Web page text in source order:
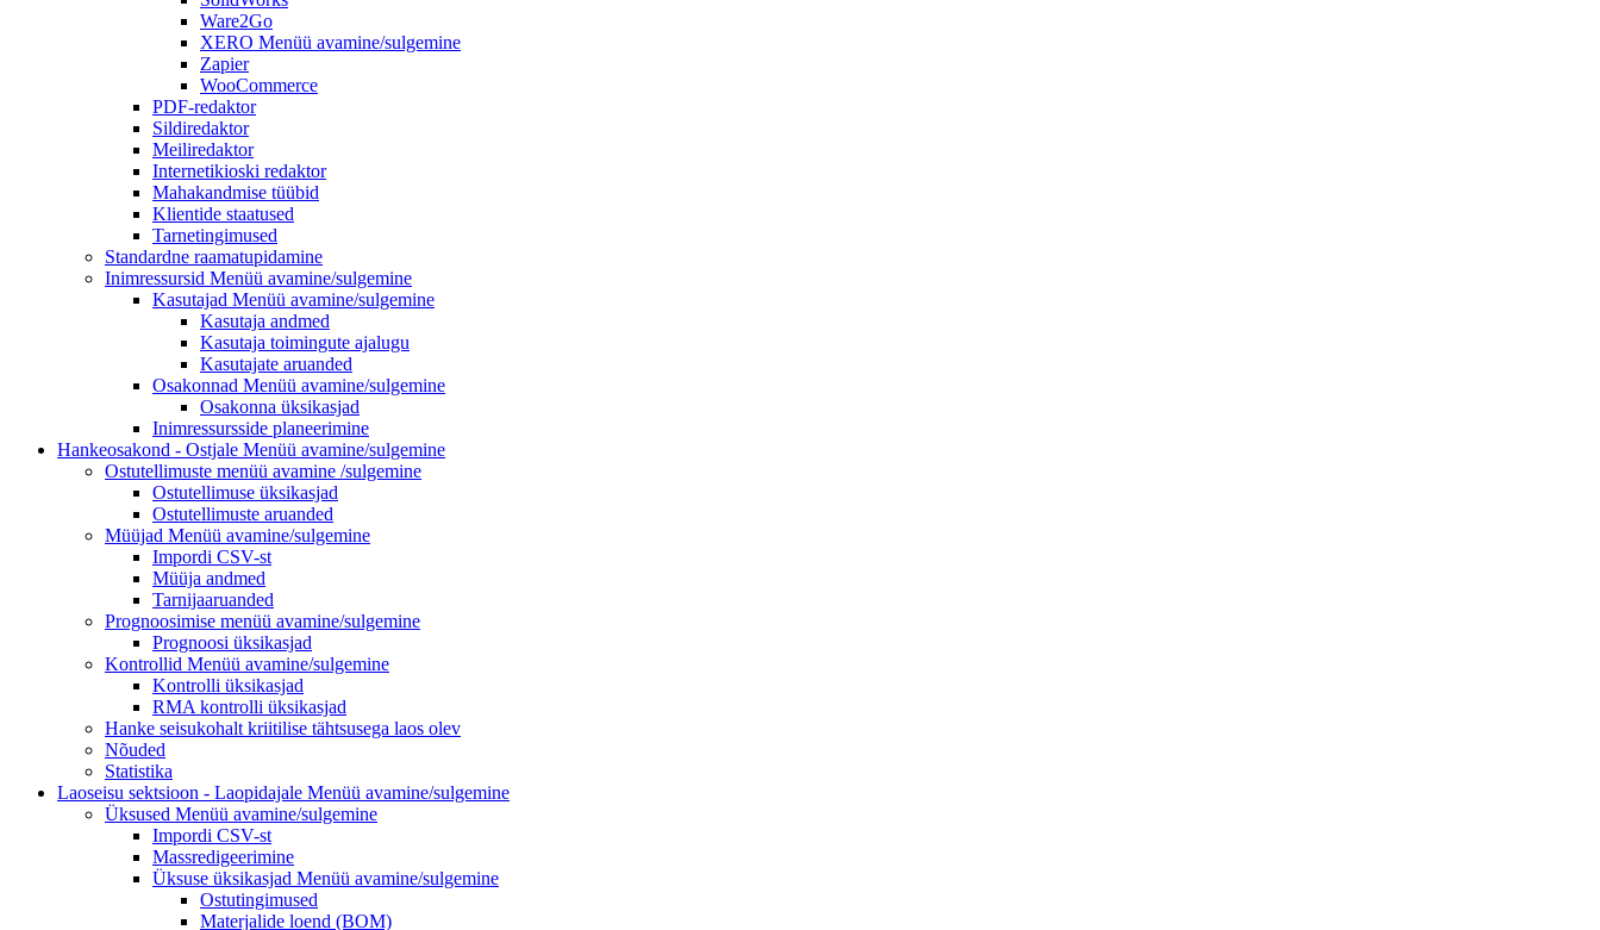
Ware2Go
XERO Menüü avamine/sulgemine
Zapier
WooCommerce
PDF-redaktor
Sildiredaktor
Meiliredaktor
Internetikioski redaktor
Mahakandmise tüübid
Klientide staatused
Tarnetingimused
Standardne raamatupidamine
Inimressursid Menüü avamine/sulgemine
Kasutajad Menüü avamine/sulgemine
Kasutaja andmed
Kasutaja toimingute ajalugu
Kasutajate aruanded
Osakonnad Menüü avamine/sulgemine
Osakonna üksikasjad
Inimressursside planeerimine
Hankeosakond - Ostjale Menüü avamine/sulgemine
Ostutellimuste menüü avamine /sulgemine
Ostutellimuse üksikasjad
Ostutellimuste aruanded
Müüjad Menüü avamine/sulgemine
Impordi CSV-st
Müüja andmed
Tarnijaaruanded
Prognoosimise menüü avamine/sulgemine
Prognoosi üksikasjad
Kontrollid Menüü avamine/sulgemine
Kontrolli üksikasjad
RMA kontrolli üksikasjad
Hanke seisukohalt kriitilise tähtsusega laos olev
Nõuded
Statistika
Laoseisu sektsioon - Laopidajale Menüü avamine/sulgemine
Üksused Menüü avamine/sulgemine
Impordi CSV-st
Massredigeerimine
Üksuse üksikasjad Menüü avamine/sulgemine
Ostutingimused
Materjalide loend (BOM)